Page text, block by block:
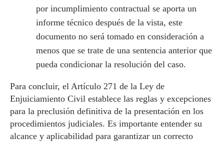
por incumplimiento contractual se aporta un
informe técnico después de la vista, este
documento no será tomado en consideración a
menos que se trate de una sentencia anterior que
pueda condicionar la resolución del caso.
Para concluir, el Artículo 271 de la Ley de
Enjuiciamiento Civil establece las reglas y excepciones
para la preclusión definitiva de la presentación en los
procedimientos judiciales. Es importante entender su
alcance y aplicabilidad para garantizar un correcto